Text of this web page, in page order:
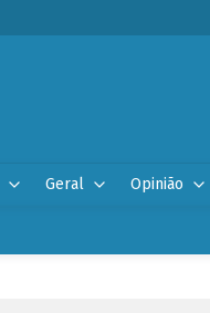
Geral Opinião